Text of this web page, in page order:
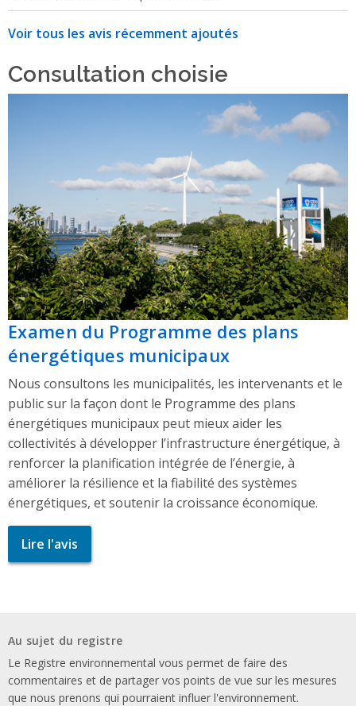
Voir tous les avis récemment ajoutés
Consultation choisie
Examen du Programme des plans
énergétiques municipaux
Nous consultons les municipalités, les intervenants et le
public sur la façon dont le Programme des plans
énergétiques municipaux peut mieux aider les
collectivités à développer l’infrastructure énergétique, à
renforcer la planification intégrée de l’énergie, à
améliorer la résilience et la fiabilité des systèmes
énergétiques, et soutenir la croissance économique.
Lire l'avis
Au sujet du registre
Le Registre environnemental vous permet de faire des
commentaires et de partager vos points de vue sur les mesures
que nous prenons qui pourraient influer l'environnement.